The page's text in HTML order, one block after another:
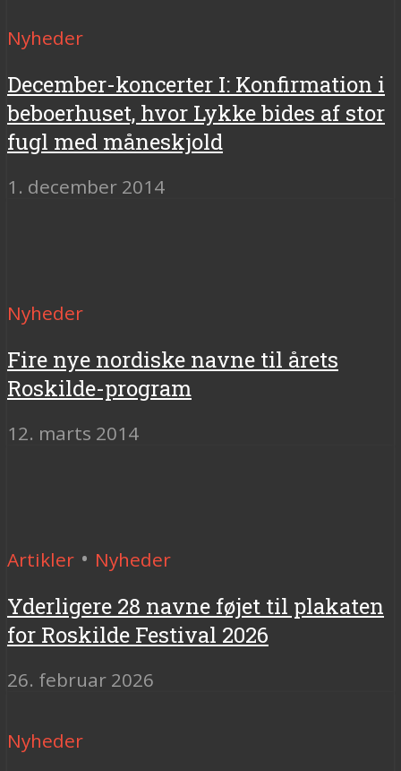
Nyheder
December-koncerter I: Konfirmation i
beboerhuset, hvor Lykke bides af stor
fugl med måneskjold
1. december 2014
Nyheder
Fire nye nordiske navne til årets
Roskilde-program
12. marts 2014
Artikler • Nyheder
Yderligere 28 navne føjet til plakaten
for Roskilde Festival 2026
26. februar 2026
Nyheder